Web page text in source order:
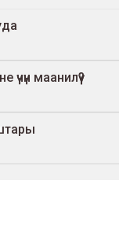
маанилүү?